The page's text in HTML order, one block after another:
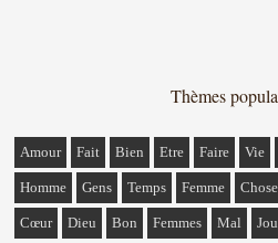
Thèmes
Amour Fait Bien Etre Faire Vie
Homme Gens Temps Femme Chose
Cœur Dieu Bon Femmes Mal